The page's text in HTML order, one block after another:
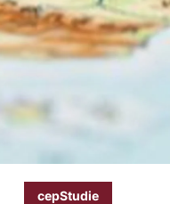
cepStudie